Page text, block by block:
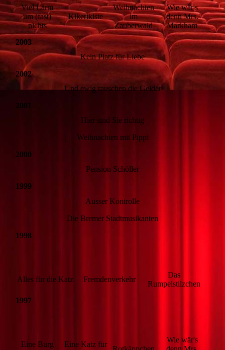
Viel Lärm
um (fast)
nichts
Kikerikiste
Weihnachten
im
Zauberwald
Wie wär's
denn Mrs.
Markham
2003
Kein Platz für Liebe
2002
Und ewig rauschen die Gelder
2001
Hier sind Sie richtig
Weihnachten mit Pippi
2000
Pension Schöller
1999
Ausser Kontrolle
Die Bremer Stadtmusikanten
1998
Alles für die Katz Fremdenverkehr
Das
Rumpelstilzchen
1997
Eine Burg
Eine Katz für
Wie wär's